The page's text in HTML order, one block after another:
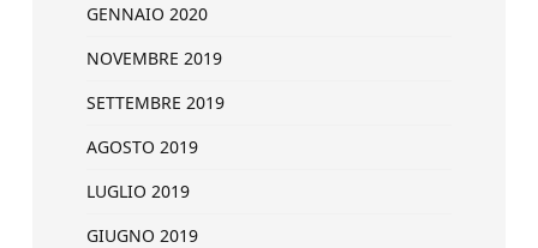
GENNAIO 2020
NOVEMBRE 2019
SETTEMBRE 2019
AGOSTO 2019
LUGLIO 2019
GIUGNO 2019